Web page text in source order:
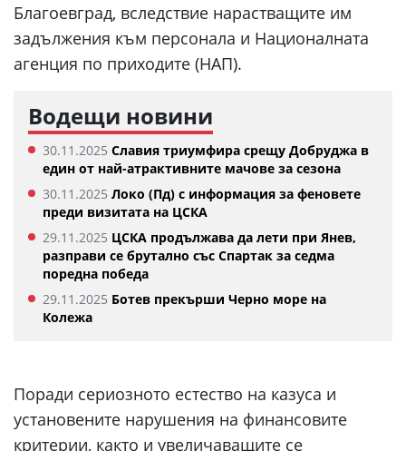
Благоевград, вследствие нарастващите им
задължения към персонала и Националната
агенция по приходите (НАП).
Водещи новини
30.11.2025 Славия триумфира срещу Добруджа в
един от най-атрактивните мачове за сезона
30.11.2025 Локо (Пд) с информация за феновете
преди визитата на ЦСКА
29.11.2025 ЦСКА продължава да лети при Янев,
разправи се брутално със Спартак за седма
поредна победа
29.11.2025 Ботев прекърши Черно море на
Колежа
Поради сериозното естество на казуса и
установените нарушения на финансовите
критерии, както и увеличаващите се